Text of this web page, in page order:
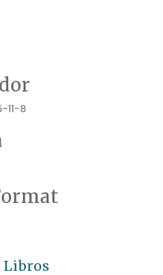
11-8
Libros